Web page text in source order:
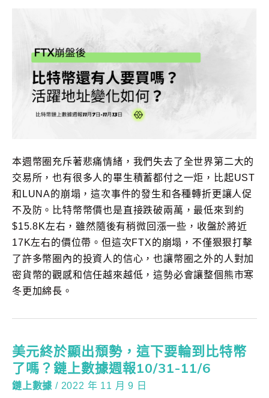
本週幣圈充斥著悲痛情緒，我們失去了全世界第二大的
交易所，也有很多人的畢生積蓄都付之一炬，比起UST
和LUNA的崩塌，這次事件的發生和各種轉折更讓人促
不及防。比特幣幣價也是直接跌破兩萬，最低來到約
$15.8K左右，雖然隨後有稍微回漲一些，收盤於將近
17K左右的價位帶。但這次FTX的崩塌，不僅狠狠打擊
了許多幣圈內的投資人的信心，也讓幣圈之外的人對加
密貨幣的觀感和信任越來越低，這勢必會讓整個熊市寒
冬更加綿長。
美元終於顯出頹勢，這下要輪到比特幣
了嗎？鏈上數據週報10/31-11/6
鏈上數據 / 2022 年 11 月 9 日